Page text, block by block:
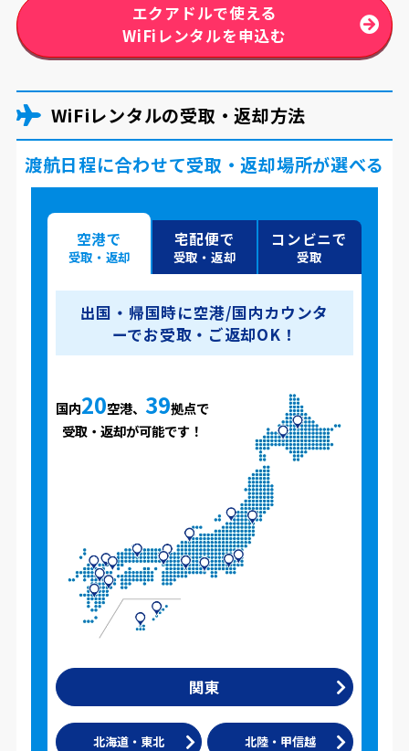
エクアドルで使える
WiFiレンタルを申込む
WiFiレンタルの受取・返却方法
渡航日程に合わせて受取・返却場所が選べる
空港で
受取・返却
宅配便で
受取・返却
コンビニで
受取
出国・帰国時に空港/国内カウンタ
ーでお受取・ご返却OK！
国内20空港、 39拠点で
受取・返却が可能です！
関東
北海道・東北 北陸・甲信越